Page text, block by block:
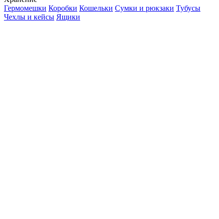
Гермомешки Коробки Кошельки Сумки и рюкзаки Тубусы
Чехлы и кейсы Ящики